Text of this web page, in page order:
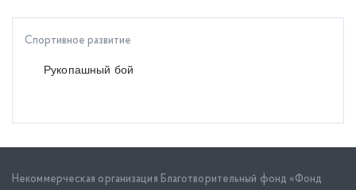
Спортивное развитие
Рукопашный бой
Некоммерческая организация Благотворительный фонд «Фонд